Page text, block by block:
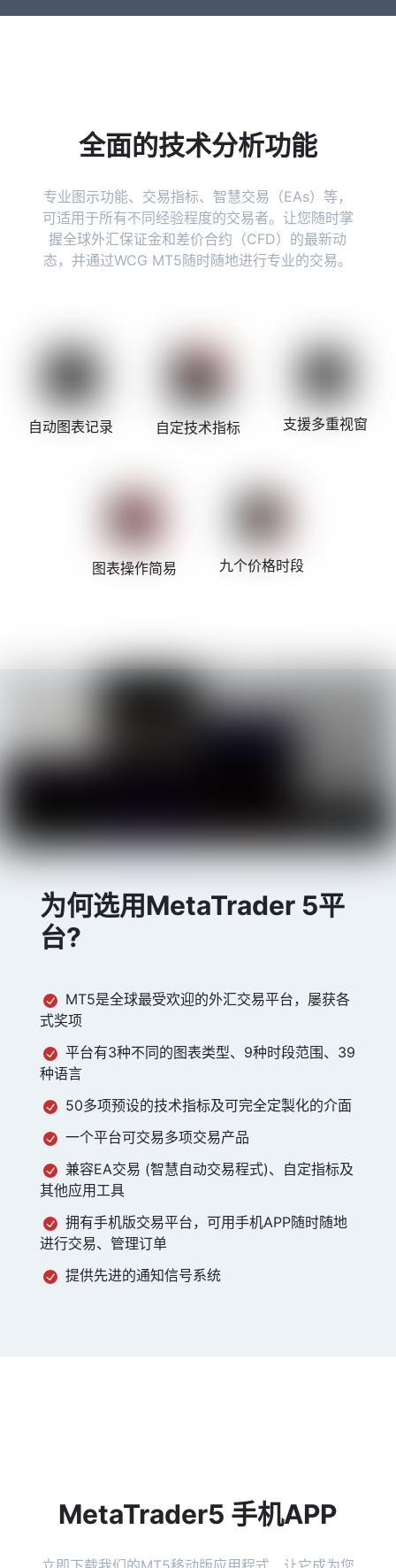
全面的技术分析功能
专业图示功能、交易指标、智慧交易（EAs）等，
可适用于所有不同经验程度的交易者。让您随时掌
握全球外汇保证金和差价合约（CFD）的最新动
态，并通过WCG MT5随时随地进行专业的交易。
自动图表记录 自定技术指标 支援多重视窗
图表操作简易 九个价格时段
为何选用MetaTrader 5平
台?
MT5是全球最受欢迎的外汇交易平台，屡获各
式奖项
平台有3种不同的图表类型、9种时段范围、39
种语言
50多项预设的技术指标及可完全定製化的介面
一个平台可交易多项交易产品
兼容EA交易 (智慧自动交易程式)、自定指标及
其他应用工具
拥有手机版交易平台，可用手机APP随时随地
进行交易、管理订单
提供先进的通知信号系统
MetaTrader5 手机APP